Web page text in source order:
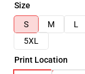
Size
S
M L
5XL
Print Location